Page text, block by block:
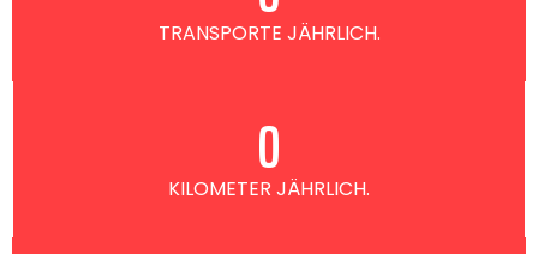
TRANSPORTE JÄHRLICH.
KILOMETER JÄHRLICH.
0